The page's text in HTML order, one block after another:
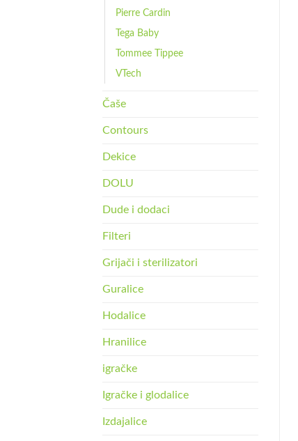
Pierre Cardin
Tega Baby
Tommee Tippee
VTech
Čaše
Contours
Dekice
DOLU
Dude i dodaci
Filteri
Grijači i sterilizatori
Guralice
Hodalice
Hranilice
igračke
Igračke i glodalice
Izdajalice